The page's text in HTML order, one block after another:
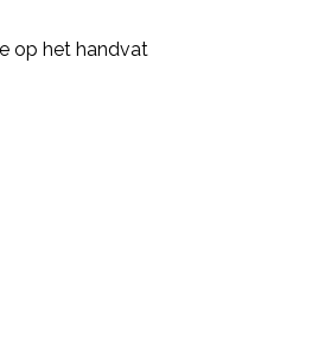
op het handvat